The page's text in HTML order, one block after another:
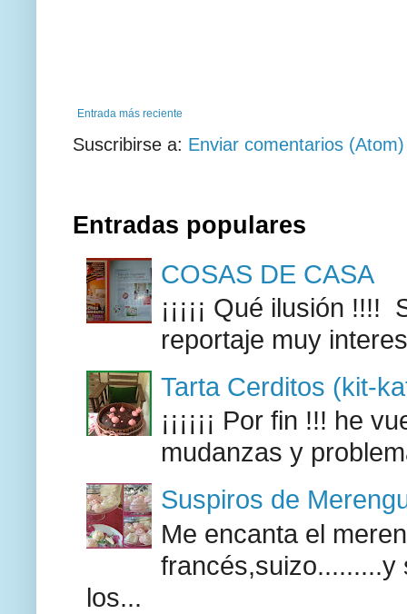
Entrada más reciente
Suscribirse a: Enviar comentarios (Atom)
Entradas populares
COSAS DE CASA
¡¡¡¡¡ Qué ilusión
reportaje muy
Tarta Cerditos (kit-
¡¡¡¡¡¡ Por fin !!! he
mudanzas y
Suspiros de
Me encanta el
francés,suizo.........y
los...